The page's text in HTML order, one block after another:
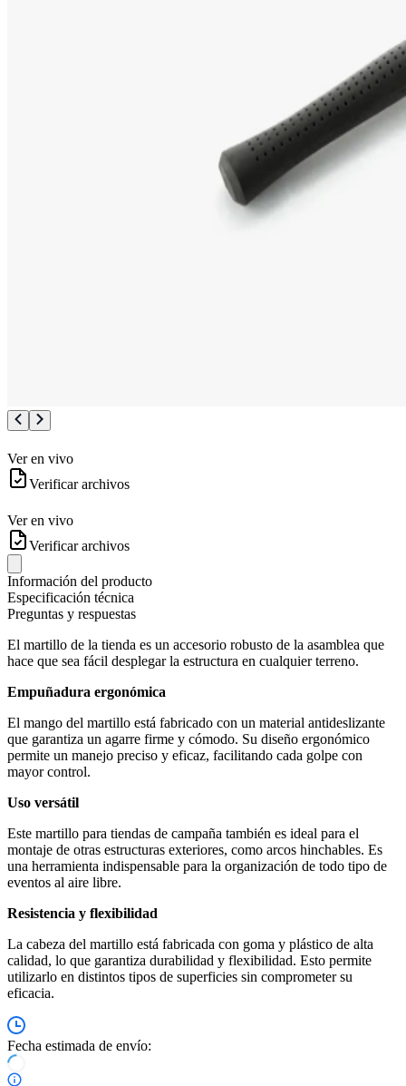
Ver en vivo
Verificar archivos
Ver en vivo
Verificar archivos
Información del producto
Especificación técnica
Preguntas y respuestas
El martillo de la tienda es un accesorio robusto de la asamblea que
hace que sea fácil desplegar la estructura en cualquier terreno.
Empuñadura ergonómica
El mango del martillo está fabricado con un material antideslizante
que garantiza un agarre firme y cómodo. Su diseño ergonómico
permite un manejo preciso y eficaz, facilitando cada golpe con
mayor control.
Uso versátil
Este martillo para tiendas de campaña también es ideal para el
montaje de otras estructuras exteriores, como arcos hinchables. Es
una herramienta indispensable para la organización de todo tipo de
eventos al aire libre.
Resistencia y flexibilidad
La cabeza del martillo está fabricada con goma y plástico de alta
calidad, lo que garantiza durabilidad y flexibilidad. Esto permite
utilizarlo en distintos tipos de superficies sin comprometer su
eficacia.
Fecha estimada de envío: